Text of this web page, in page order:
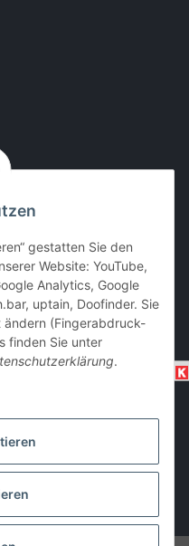
gestatten Sie den
Website: YouTube,
Analytics, Google
uptain, Doofinder. Sie
ändern (Fingerabdruck-
finden Sie unter
.
Versand